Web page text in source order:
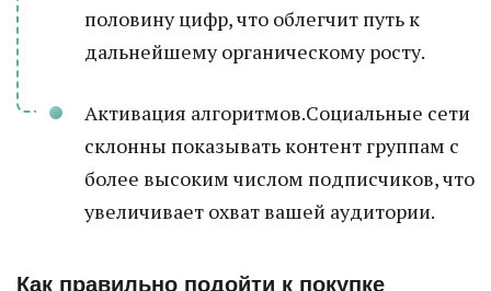
половину цифр, что облегчит путь к
дальнейшему органическому росту.
Активация алгоритмов.Социальные сети
склонны показывать контент группам с
более высоким числом подписчиков, что
увеличивает охват вашей аудитории.
Как правильно подойти к покупке